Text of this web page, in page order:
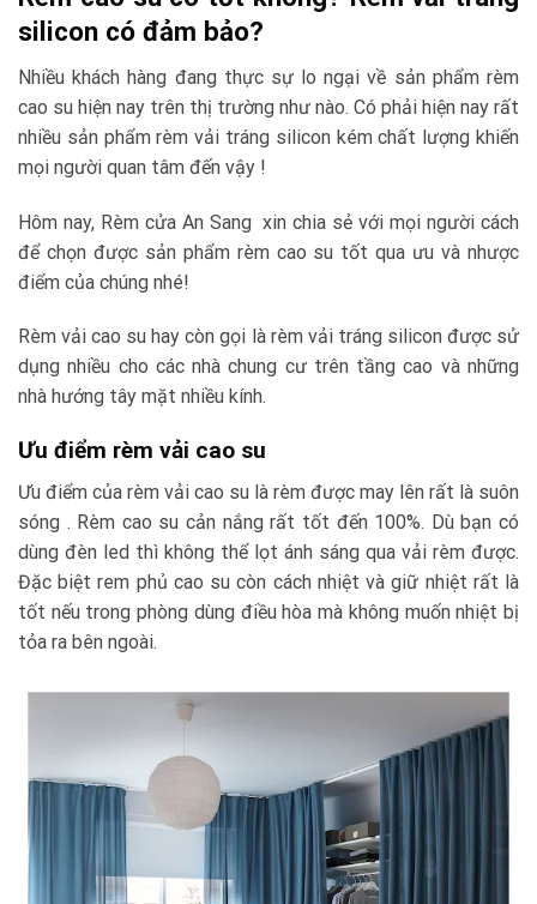
silicon có đảm bảo?
Nhiều khách hàng đang thực sự lo ngại về sản phẩm rèm
cao su hiện nay trên thị trường như nào. Có phải hiện nay rất
nhiều sản phẩm rèm vải tráng silicon kém chất lượng khiến
mọi người quan tâm đến vậy !
Hôm nay, Rèm cửa An Sang xin chia sẻ với mọi người cách
để chọn được sản phẩm rèm cao su tốt qua ưu và nhược
điểm của chúng nhé!
Rèm vải cao su hay còn gọi là rèm vải tráng silicon được sử
dụng nhiều cho các nhà chung cư trên tầng cao và những
nhà hướng tây mặt nhiều kính.
Ưu điểm rèm vải cao su
Ưu điểm của rèm vải cao su là rèm được may lên rất là suôn
sóng . Rèm cao su cản nắng rất tốt đến 100%. Dù bạn có
dùng đèn led thì không thể lọt ánh sáng qua vải rèm được.
Đặc biệt rem phủ cao su còn cách nhiệt và giữ nhiệt rất là
tốt nếu trong phòng dùng điều hòa mà không muốn nhiệt bị
tỏa ra bên ngoài.